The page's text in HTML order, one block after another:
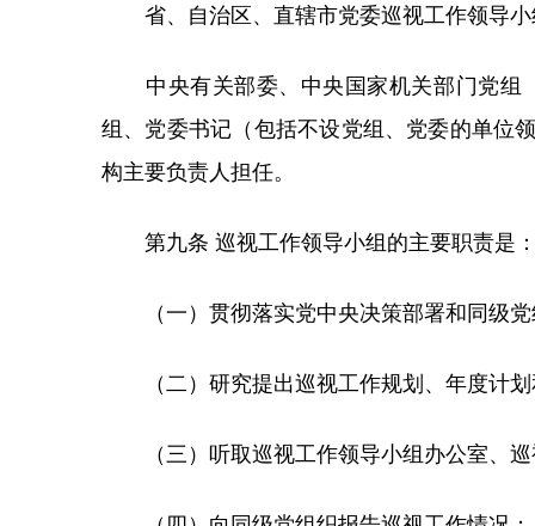
省、自治区、直辖市党委巡视工作领导小
中央有关部委、中央国家机关部门党组
组、党委书记（包括不设党组、党委的单位
构主要负责人担任。
第九条 巡视工作领导小组的主要职责是
（一）贯彻落实党中央决策部署和同级党
（二）研究提出巡视工作规划、年度计划
（三）听取巡视工作领导小组办公室、巡